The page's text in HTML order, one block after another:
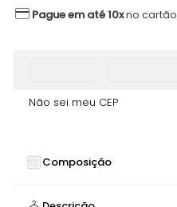
Pague em até 10xno cartão
Não sei meu CEP
Composição